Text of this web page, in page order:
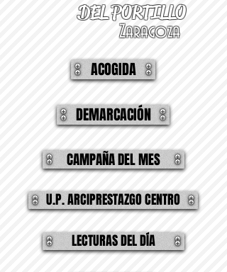
DEL PORTILLO
Zaragoza
ACOGIDA
DEMARCACIÓN
CAMPAÑA DEL MES
U.P. ARCIPRESTAZGO CENTRO
LECTURAS DEL DÍA